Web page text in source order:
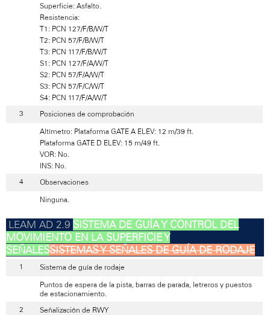
Superficie: Asfalto.
Resistencia:
T1: PCN 127/F/B/W/T
T2: PCN 57/F/B/W/T
T3: PCN 117/F/B/W/T
S1: PCN 127/F/A/W/T
S2: PCN 57/F/A/W/T
S3: PCN 57/F/C/W/T
S4: PCN 117/F/A/W/T
Posiciones de comprobación
Altímetro: Plataforma GATE A ELEV: 12 m/39 ft.
Plataforma GATE D ELEV: 15 m/49 ft.
VOR: No.
INS: No.
Observaciones
Ninguna.
SISTEMA DE GUÍA Y CONTROL DEL
MOVIMIENTO EN LA SUPERFICIE Y
SEÑALESSISTEMAS Y SEÑALES DE GUÍA DE RODAJE
Sistema de guía de rodaje
Puntos de espera de la pista, barras de parada, letreros y puestos
de estacionamiento.
Señalización de RWY